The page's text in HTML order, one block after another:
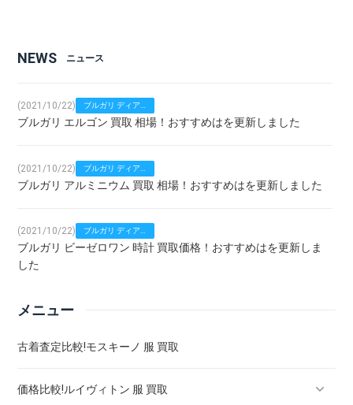
NEWS ニュース
(2021/10/22)
ブルガリ ディア
ゴノ 買取価格！
ブルガリ エルゴン 買取 相場！おすすめはを更新しました
(2021/10/22)
ブルガリ ディア
ゴノ 買取価格！
ブルガリ アルミニウム 買取 相場！おすすめはを更新しました
(2021/10/22)
ブルガリ ディア
ゴノ 買取価格！
ブルガリ ビーゼロワン 時計 買取価格！おすすめはを更新しま
した
(2021/10/22)
おすすめは
ロン 買取価格！
腕時計 買取 セイコー ルキア！おすすめはを更新しました
メニュー
古着査定比較!モスキーノ 服 買取
価格比較!ルイヴィトン 服 買取